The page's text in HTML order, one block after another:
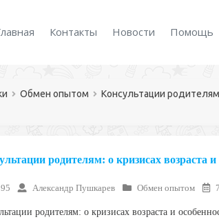
Контакты Новости Помощь
Обмен опытом
Консультации
родителям: о кризисах возраста и
Александр Пушкарев Обмен опытом
родителям: о кризисах возраста и